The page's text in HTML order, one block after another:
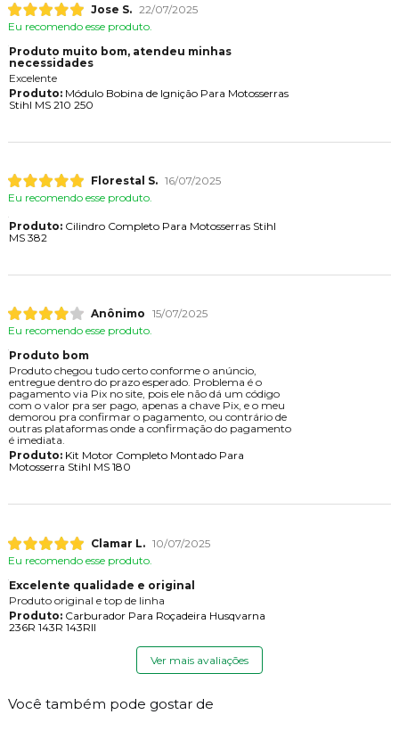
Jose S. 22/07/2025
Eu recomendo esse produto.
Produto muito bom, atendeu minhas
necessidades
Excelente
Produto:Módulo Bobina de Ignição Para Motosserras
Stihl MS 210 250
Florestal S. 16/07/2025
Eu recomendo esse produto.
Produto:Cilindro Completo Para Motosserras Stihl
MS 382
Anônimo 15/07/2025
Eu recomendo esse produto.
Produto bom
Produto chegou tudo certo conforme o anúncio,
entregue dentro do prazo esperado. Problema é o
pagamento via Pix no site, pois ele não dá um código
com o valor pra ser pago, apenas a chave Pix, e o meu
demorou pra confirmar o pagamento, ou contrário de
outras plataformas onde a confirmação do pagamento
é imediata.
Produto:Kit Motor Completo Montado Para
Motosserra Stihl MS 180
Clamar L. 10/07/2025
Eu recomendo esse produto.
Excelente qualidade e original
Produto original e top de linha
Produto:Carburador Para Roçadeira Husqvarna
236R 143R 143RII
Ver mais avaliações
Você também pode gostar de